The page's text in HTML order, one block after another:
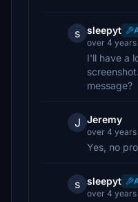
s sleepyt
over 4 years
I'll have a
message?
J Jeremy
over 4 years
Yes, no
s sleepyt
over 4 years